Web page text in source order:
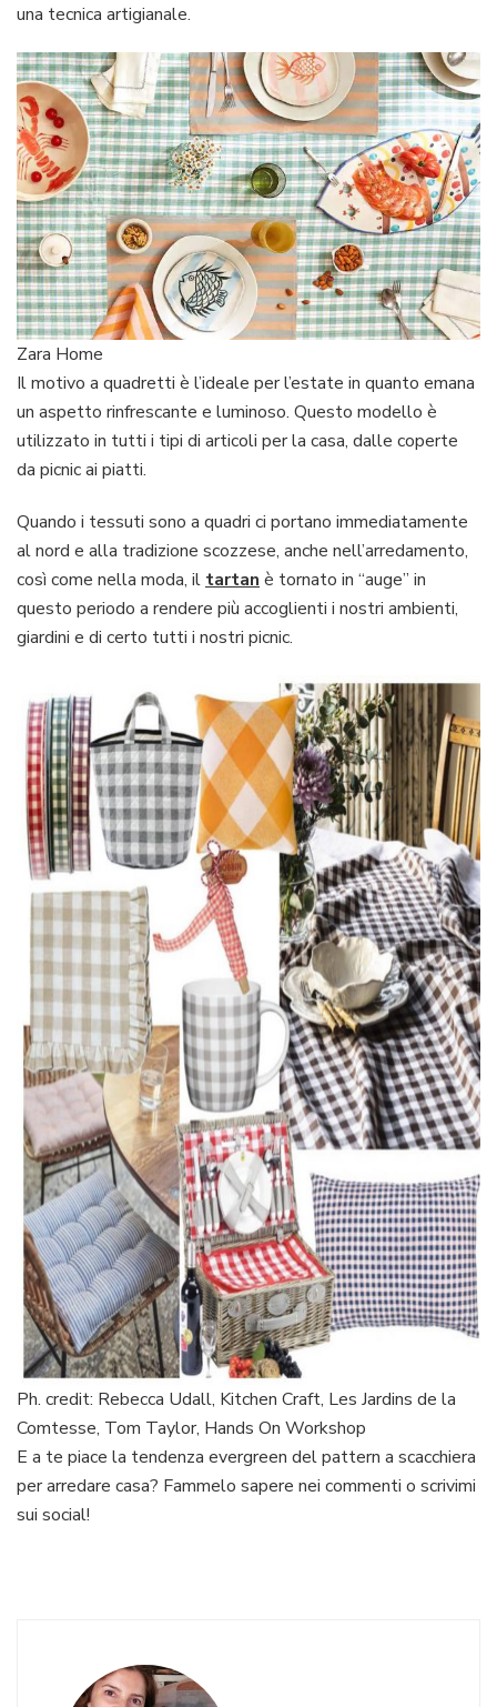
una tecnica artigianale.
Zara Home
Il motivo a quadretti è l’ideale per l’estate in quanto emana
un aspetto rinfrescante e luminoso. Questo modello è
utilizzato in tutti i tipi di articoli per la casa, dalle coperte
da picnic ai piatti.
Quando i tessuti sono a quadri ci portano immediatamente
al nord e alla tradizione scozzese, anche nell’arredamento,
così come nella moda, il tartan è tornato in “auge” in
questo periodo a rendere più accoglienti i nostri ambienti,
giardini e di certo tutti i nostri picnic.
Ph. credit: Rebecca Udall, Kitchen Craft, Les Jardins de la
Comtesse, Tom Taylor, Hands On Workshop
E a te piace la tendenza evergreen del pattern a scacchiera
per arredare casa? Fammelo sapere nei commenti o scrivimi
sui social!